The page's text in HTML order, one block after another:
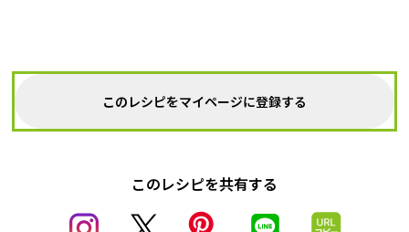
このレシピをマイページに登録する
このレシピを共有する